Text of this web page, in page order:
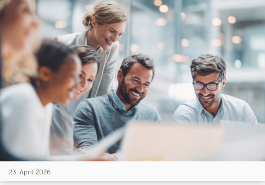
23. April 2026